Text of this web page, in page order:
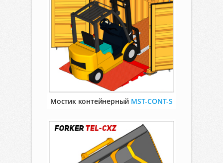
Мостик контейнерный MST-CONT-S